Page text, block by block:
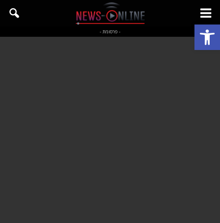
פתח סרגל נגישות - פרסומת -